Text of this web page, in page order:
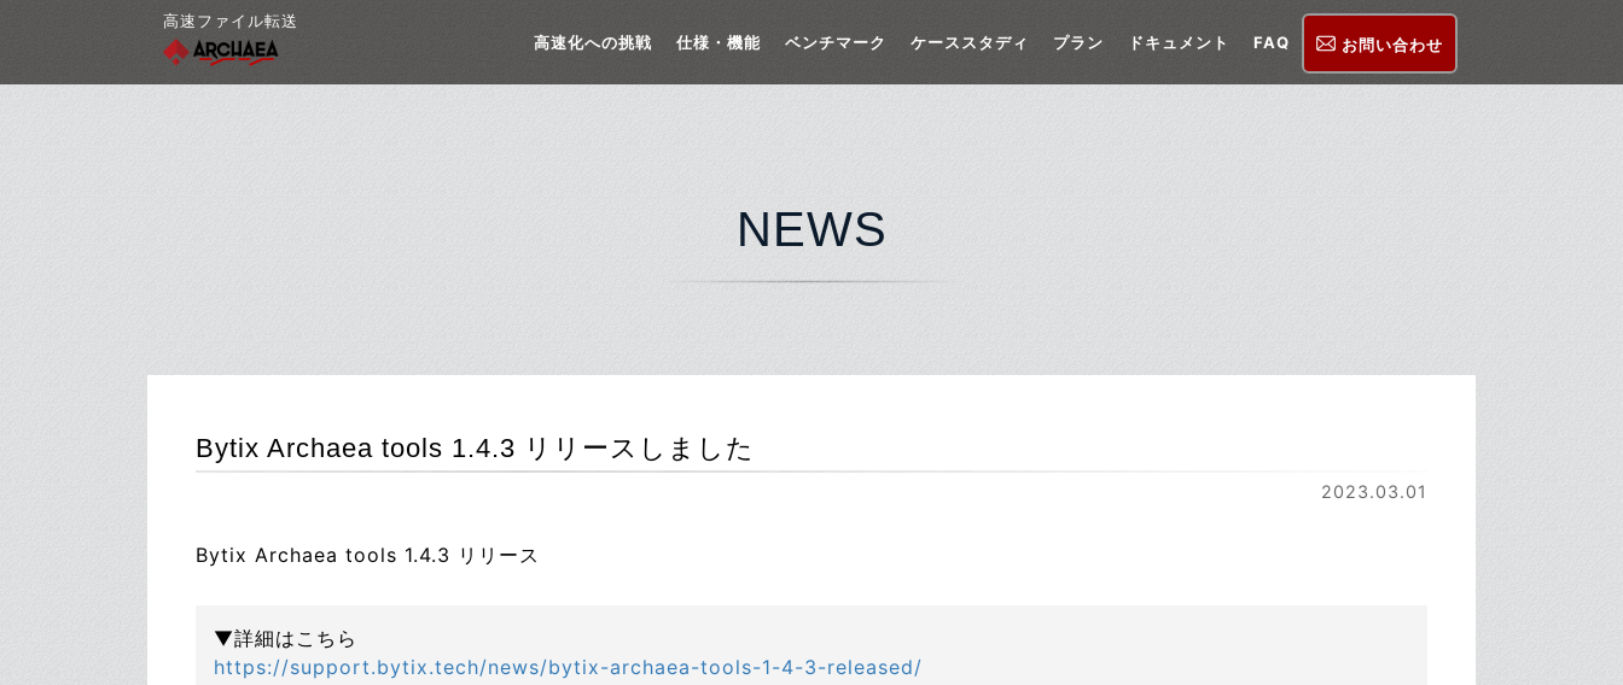
高速ファイル転送
高速化への挑戦
仕様・機能 ベンチマーク ケーススタディ プラン ドキュメント FAQ お問い合わせ
NEWS
Bytix Archaea tools 1.4.3 リリースしました
2023.03.01
Bytix Archaea tools 1.4.3 リリース
▼詳細はこちら
https://support.bytix.tech/news/bytix-archaea-tools-1-4-3-released/